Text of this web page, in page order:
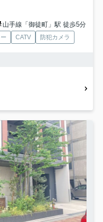
山手線「御徒町」駅 徒歩5分
CATV 防犯カメラ